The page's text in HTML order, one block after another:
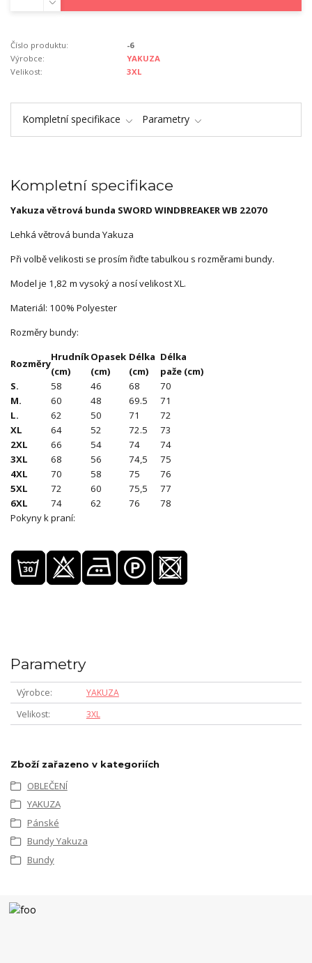
Číslo produktu:
-6
Výrobce:
YAKUZA
Velikost:
3XL
Kompletní specifikace Parametry
Kompletní specifikace
Yakuza větrová bunda SWORD WINDBREAKER WB 22070
Lehká větrová bunda Yakuza
Při volbě velikosti se prosím řiďte tabulkou s rozměrami bundy.
Model je 1,82 m vysoký a nosí velikost XL.
Materiál: 100% Polyester
Rozměry bundy:
Rozměry
Hrudník
(cm)
Opasek
(cm)
Délka
(cm)
Délka
paže (cm)
S.
58 46 68
70
M.
60 48 69.5
71
L.
62 50 71
72
XL
64 52 72.5
73
2XL
66 54 74
74
3XL
68 56 74,5
75
4XL
70 58 75
76
5XL
72 60 75,5
77
6XL
74 62 76
78
Pokyny k praní:
Parametry
Výrobce
YAKUZA
Velikost
3XL
Zboží zařazeno v kategoriích
OBLEČENÍ
YAKUZA
Pánské
Bundy Yakuza
Bundy